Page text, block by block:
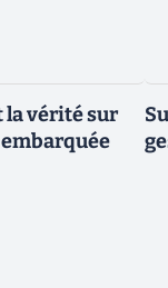
la vérité sur